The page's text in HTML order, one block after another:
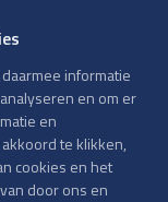
informatie
en om er
en
te klikken,
cookies en het
door ons en